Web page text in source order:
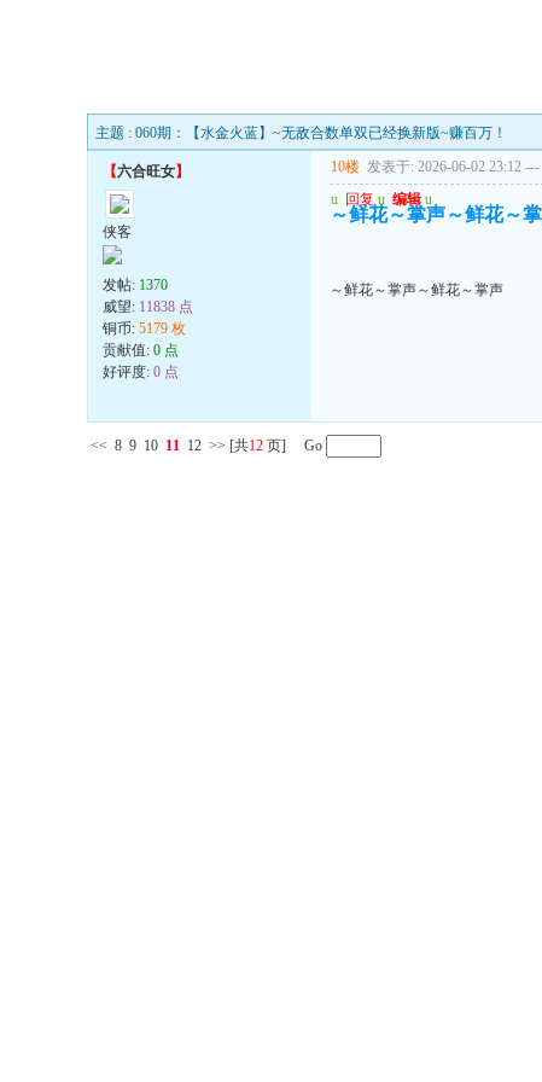
主题 : 060期：【水金火蓝】~无敌合数单双已经换新版~赚百万！
【六合旺女】
侠客
发帖: 1370
威望: 11838 点
铜币: 5179 枚
贡献值: 0 点
好评度: 0 点
10楼 发表于: 2026-06-02 23:12 ---
u 回复 u 编辑 u
～鲜花～掌声～鲜花～
～鲜花～掌声～鲜花～掌声
<< 8 9 10 11 12 >> [共12 页] Go